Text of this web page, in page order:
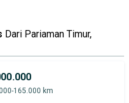
Dari Pariaman Timur,
165.000 km